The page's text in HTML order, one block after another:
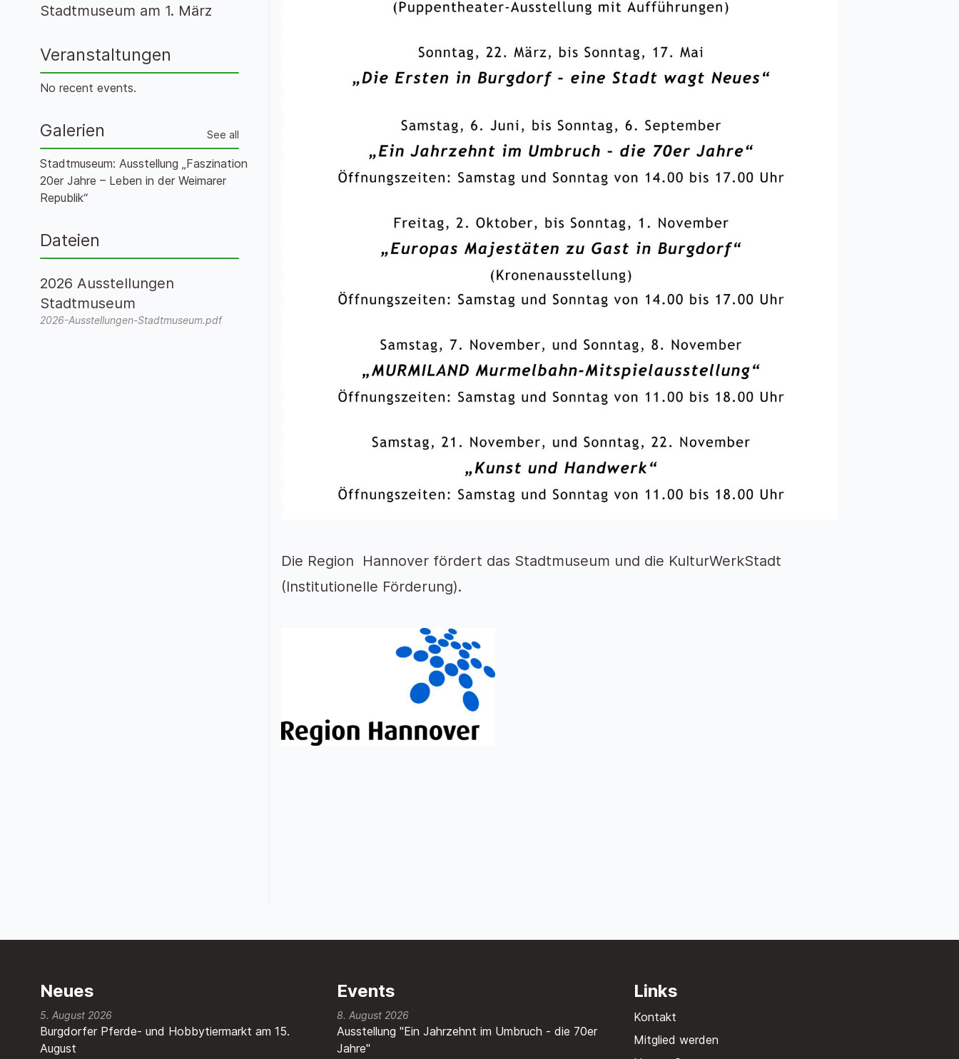
Die Region Hannover fördert das Stadtmuseum und die KulturWerkStadt
(Institutionelle Förderung).
Stadtmuseum am 1. März
Veranstaltungen
No recent events.
Galerien See all
Stadtmuseum: Ausstellung „Faszination
20er Jahre – Leben in der Weimarer
Republik“
Dateien
2026 Ausstellungen
Stadtmuseum
2026-Ausstellungen-Stadtmuseum.pdf
Neues
Burgdorfer Pferde- und Hobbytiermarkt am 15.
August
5. August 2026
Events
8. August 2026
Ausstellung "Ein Jahrzehnt im Umbruch - die 70er
Jahre"
Links
Kontakt
Mitglied werden